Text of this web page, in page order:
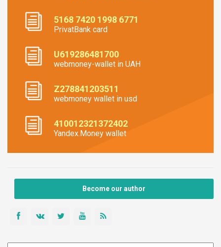
5168 7420 1998 6771
PrivatBank card
U619286481700
webmoney-wallet in UAH
Z278841203511
webmoney wallet in usd
410012321372402
Yandex.Money wallet
Become our author